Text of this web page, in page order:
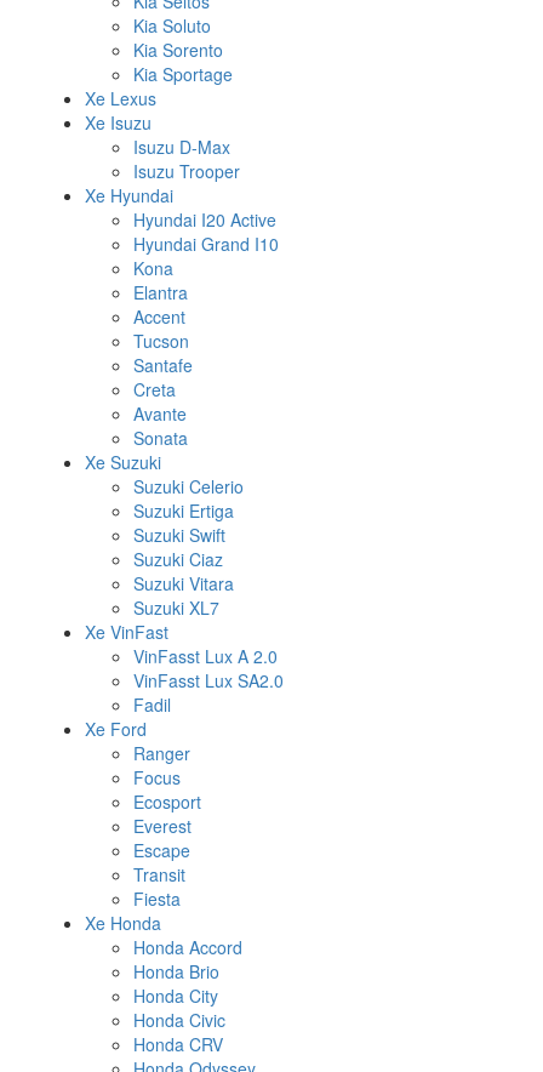
Kia Soluto
Kia Sorento
Kia Sportage
Xe Lexus
Xe Isuzu
Isuzu D-Max
Isuzu Trooper
Xe Hyundai
Hyundai I20 Active
Hyundai Grand I10
Kona
Elantra
Accent
Tucson
Santafe
Creta
Avante
Sonata
Xe Suzuki
Suzuki Celerio
Suzuki Ertiga
Suzuki Swift
Suzuki Ciaz
Suzuki Vitara
Suzuki XL7
Xe VinFast
VinFasst Lux A 2.0
VinFasst Lux SA2.0
Fadil
Xe Ford
Ranger
Focus
Ecosport
Everest
Escape
Transit
Fiesta
Xe Honda
Honda Accord
Honda Brio
Honda City
Honda Civic
Honda CRV